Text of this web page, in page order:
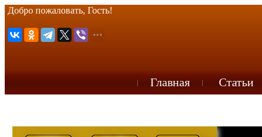
Добро пожаловать, Гость!
Главная Статьи